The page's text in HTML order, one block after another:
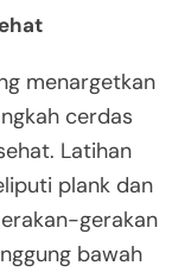
menargetkan
cerdas
Latihan
plank dan
gerakan
bawah